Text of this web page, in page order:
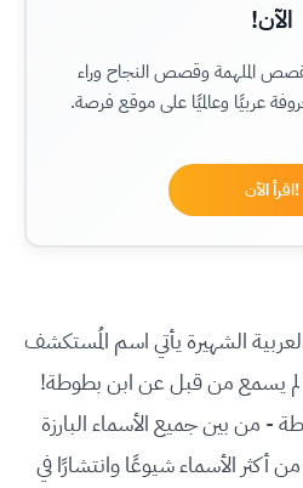
الآن!
الملهمة وقصص النجاح وراء
عربيًا وعالميًا على موقع فرصة.
!اقرأ الآن
الشهيرة يأتي اسم المُستكشف
لم يسمع من قبل عن ابن بطوطة!
- من بين جميع الأسماء البارزة
أكثر الأسماء شيوعًا وانتشارًا في